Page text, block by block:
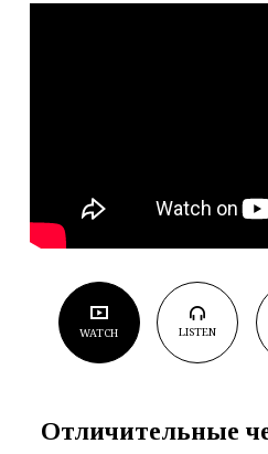
WATCH LISTEN
Отличительные